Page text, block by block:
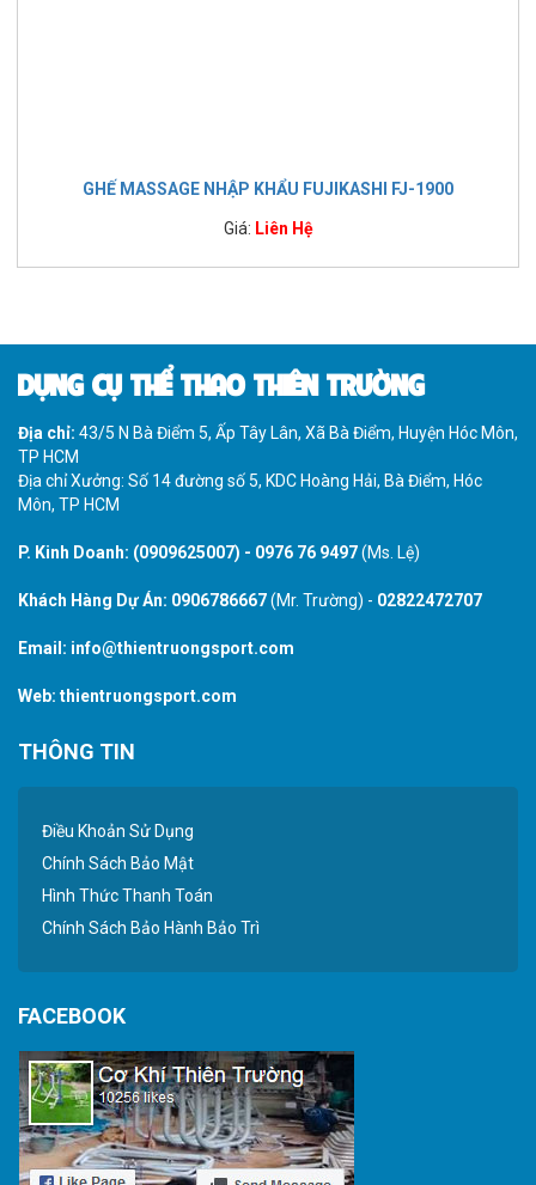
GHẾ MASSAGE NHẬP KHẨU FUJIKASHI FJ-1900
Giá: Liên Hệ
DỤNG CỤ THỂ THAO THIÊN TRƯỜNG
Địa chỉ: 43/5 N Bà Điểm 5, Ấp Tây Lân, Xã Bà Điểm, Huyện Hóc Môn,
TP HCM
Địa chỉ Xưởng: Số 14 đường số 5, KDC Hoàng Hải, Bà Điểm, Hóc
Môn, TP HCM
P. Kinh Doanh: (0909625007) - 0976 76 9497(Ms. Lệ)
Khách Hàng Dự Án: 0906786667(Mr. Trường) - 02822472707
Email: info@thientruongsport.com
Web: thientruongsport.com
THÔNG TIN
Điều Khoản Sử Dụng
Chính Sách Bảo Mật
Hình Thức Thanh Toán
Chính Sách Bảo Hành Bảo Trì
FACEBOOK